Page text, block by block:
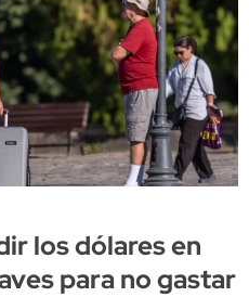
los dólares en
para no gastar